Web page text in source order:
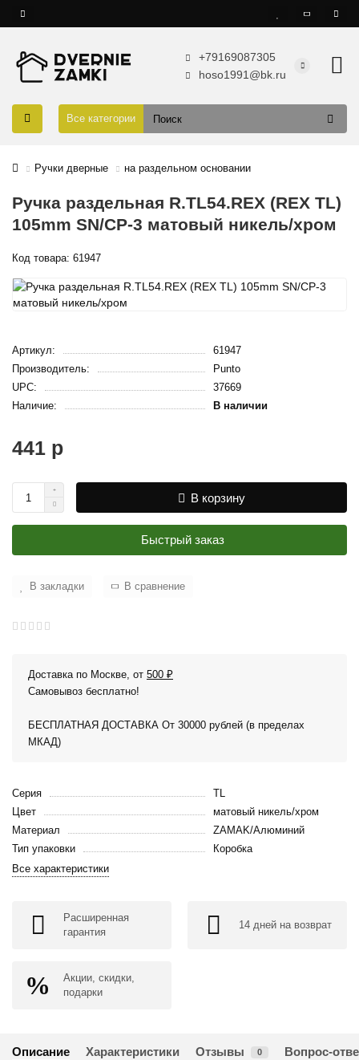
+79169087305
hoso1991@bk.ru
Все категории
Ручки дверные на раздельном основании
Ручка раздельная R.TL54.REX (REX TL)
105mm SN/CP-3 матовый никель/хром
Код товара: 61947
Артикул:
61947
Производитель:
Punto
UPC:
37669
Наличие:
В наличии
441 р
В корзину
Быстрый заказ
В закладки В сравнение
Доставка по Москве, от 500 ₽
Самовывоз бесплатно!
БЕСПЛАТНАЯ ДОСТАВКА От 30000 рублей (в пределах
МКАД)
Серия
TL
Цвет
матовый никель/хром
Материал
ZAMAK/Алюминий
Тип упаковки
Коробка
Все характеристики
Расширенная
гарантия
14 дней на возврат
Акции, скидки,
подарки
Описание Характеристики Отзывы 0 Вопрос-